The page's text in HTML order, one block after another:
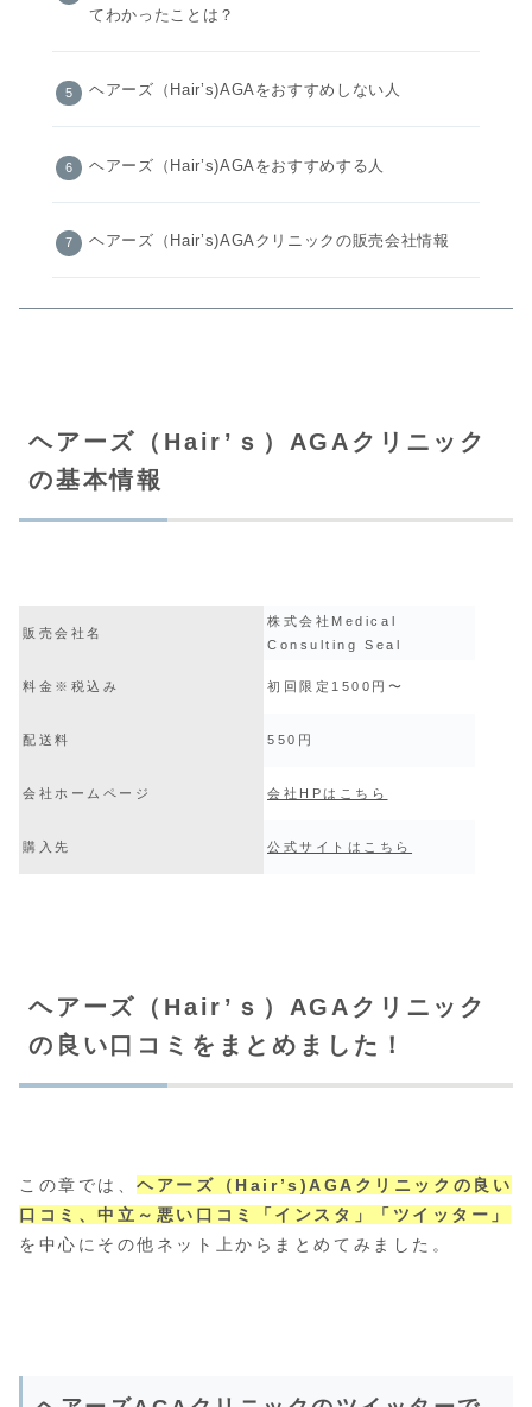
てわかったことは？
ヘアーズ（Hair’s)AGAをおすすめしない人
ヘアーズ（Hair’s)AGAをおすすめする人
ヘアーズ（Hair’s)AGAクリニックの販売会社情報
ヘアーズ（Hair’ｓ）AGAクリニック
の基本情報
販売会社名
株式会社Medical
Consulting Seal
料金※税込み 初回限定1500円〜
配送料 550円
会社ホームページ 会社HPはこちら
購入先 公式サイトはこちら
ヘアーズ（Hair’ｓ）AGAクリニック
の良い口コミをまとめました！
この章では、ヘアーズ（Hair’s)AGAクリニックの良い
口コミ、中立～悪い口コミ「インスタ」「ツイッター」
を中心にその他ネット上からまとめてみました。